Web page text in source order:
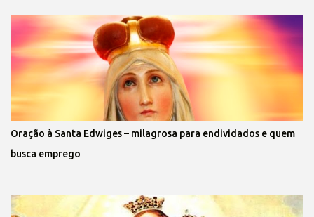
Oração à Santa Edwiges – milagrosa para endividados e quem
busca emprego